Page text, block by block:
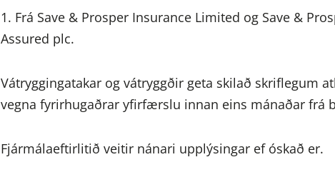
1. Frá Save & Prosper Insurance Limited og Save &
Assured plc.
Vátryggingatakar og vátryggðir geta skilað skriflegum
vegna fyrirhugaðrar yfirfærslu innan eins mánaðar frá
Fjármálaeftirlitið veitir nánari upplýsingar ef óskað er.